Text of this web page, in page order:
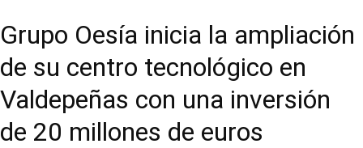
Grupo Oesía inicia la ampliación
de su centro tecnológico en
Valdepeñas con una inversión
de 20 millones de euros